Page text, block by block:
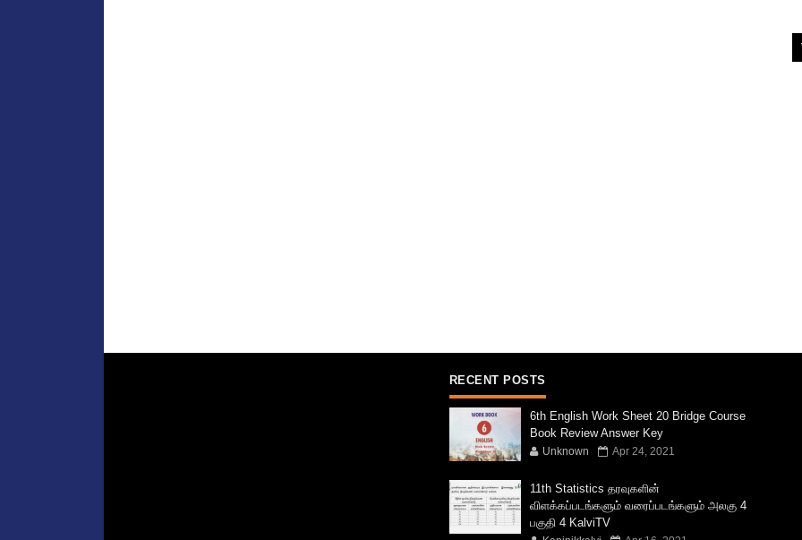
RECENT POSTS
6th English Work Sheet 20 Bridge Course
Book Review Answer Key
Unknown Apr 24, 2021
11th Statistics தரவுகளின்
விளக்கப்படங்களும் வரைப்படங்களும் அலகு 4
பகுதி 4 KalviTV